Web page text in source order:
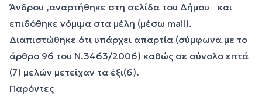
Άνδρου ,αναρτήθηκε στη σελίδα του Δήμου και
επιδόθηκε νόμιμα στα μέλη (μέσω mail).
Διαπιστώθηκε ότι υπάρχει απαρτία (σύμφωνα με το
άρθρο 96 του Ν.3463/2006) καθώς σε σύνολο επτά
(7) μελών μετείχαν τα έξι(6).
Παρόντες